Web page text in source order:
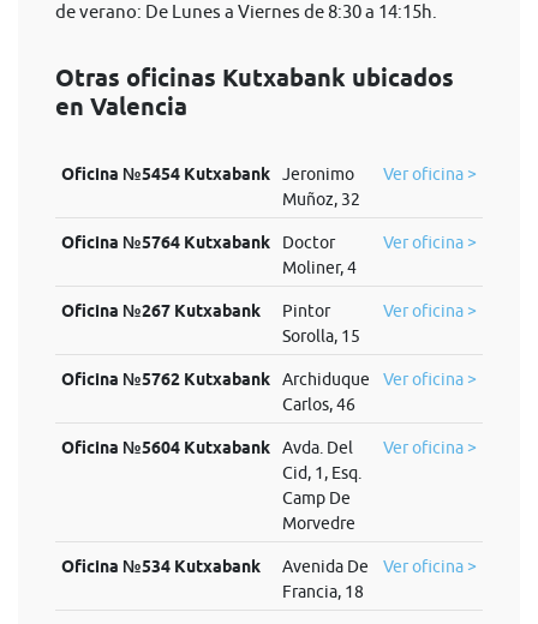
de verano: De Lunes a Viernes de 8:30 a 14:15h.
Otras oficinas Kutxabank ubicados
en Valencia
Oficina №5454 Kutxabank
Jeronimo
Muñoz, 32
Ver oficina >
Oficina №5764 Kutxabank
Doctor
Moliner, 4
Ver oficina >
Oficina №267 Kutxabank
Pintor
Sorolla, 15
Ver oficina >
Oficina №5762 Kutxabank
Archiduque
Carlos, 46
Ver oficina >
Oficina №5604 Kutxabank
Avda. Del
Cid, 1, Esq.
Camp De
Morvedre
Ver oficina >
Oficina №534 Kutxabank
Avenida De
Francia, 18
Ver oficina >